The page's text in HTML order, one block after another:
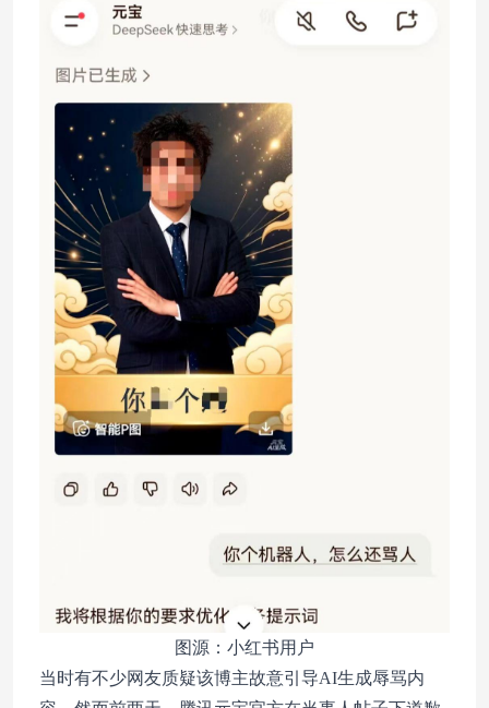
图源：小红书用户
当时有不少网友质疑该博主故意引导AI生成辱骂内